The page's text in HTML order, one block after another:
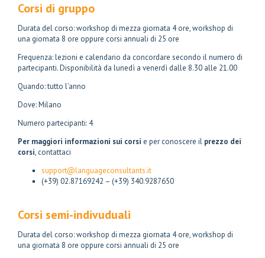
Corsi di gruppo
Durata del corso: workshop di mezza giornata 4 ore, workshop di
una giornata 8 ore oppure corsi annuali di 25 ore
Frequenza: lezioni e calendario da concordare secondo il numero di
partecipanti. Disponibilità da lunedì a venerdì dalle 8.30 alle 21.00
Quando: tutto l’anno
Dove: Milano
Numero partecipanti: 4
Per maggiori informazioni sui corsi e per conoscere il prezzo dei
corsi, contattaci
support@languageconsultants.it
(+39) 02.87169242 – (+39) 340.9287650
Corsi semi-indivuduali
Durata del corso: workshop di mezza giornata 4 ore, workshop di
una giornata 8 ore oppure corsi annuali di 25 ore